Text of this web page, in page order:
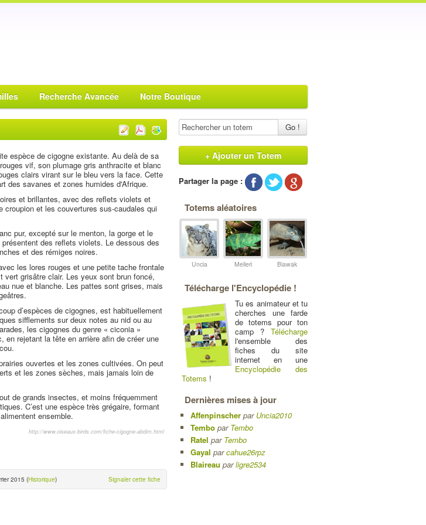
Recherche Avancée Notre Boutique
espèce de cigogne existante. Au delà de sa
vif, son plumage gris anthracite et blanc
clairs virant sur le bleu vers la face. Cette
des savanes et zones humides d'Afrique.
et brillantes, avec des reflets violets et
et les couvertures sus-caudales qui
pur, excepté sur le menton, la gorge et le
des reflets violets. Le dessous des
et des rémiges noires.
les lores rouges et une petite tache frontale
vert grisâtre clair. Les yeux sont brun foncé,
nue et blanche. Les pattes sont grises, mais
d’espèces de cigognes, est habituellement
sifflements sur deux notes au nid ou au
les cigognes du genre « ciconia »
en rejetant la tête en arrière afin de créer une
ouvertes et les zones cultivées. On peut
et les zones sèches, mais jamais loin de
de grands insectes, et moins fréquemment
C’est une espèce très grégaire, formant
ensemble.
http://www.oiseaux-birds.com/fiche-cigogne-abdim.html
2015 (Historique) Signaler cette fiche
Go !
+ Ajouter un Totem
Partager la page :
Totems aléatoires
Uncia Melleri Biawak
Télécharge l'Encyclopédie !
Tu es animateur et tu
cherches une farde
de totems pour ton
camp ? Télécharge
l'ensemble des
fiches du site
internet en une
Encyclopédie des
Totems !
Dernières mises à jour
Affenpinscher par Uncia2010
Tembo par Tembo
Ratel par Tembo
Gayal parcahue26rpz
Blaireau parligre2534